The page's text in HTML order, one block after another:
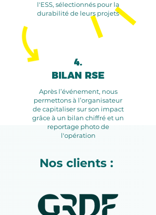
l'ESS, sélectionnés pour la
durabilité de leurs projets
4.
BILAN RSE
Nos clients :
Après l’événement, nous
permettons à l’organisateur
de capitaliser sur son impact
grâce à un bilan chiffré et un
reportage photo de
l'opération